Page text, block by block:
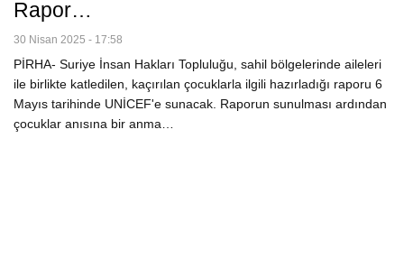
Rapor…
30 Nisan 2025 - 17:58
PİRHA- Suriye İnsan Hakları Topluluğu, sahil bölgelerinde aileleri
ile birlikte katledilen, kaçırılan çocuklarla ilgili hazırladığı raporu 6
Mayıs tarihinde UNİCEF'e sunacak. Raporun sunulması ardından
çocuklar anısına bir anma…